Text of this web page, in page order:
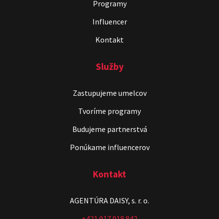
Stand-up & Juraj „ŠOKO”
Tabaček
Show program StandupShow
Programy
Influencer
Kontakt
Služby
Zastupujeme umelcov
Tvoríme programy
Budujeme partnerstvá
Ponúkame influencerov
Kontakt
AGENTÚRA DAISY, s. r. o.